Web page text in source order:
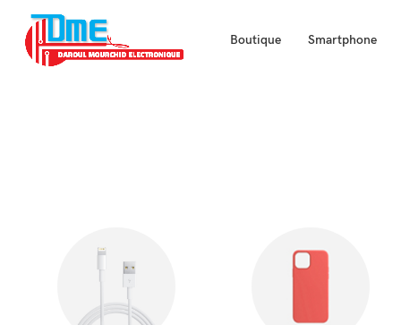
Boutique Smartphone